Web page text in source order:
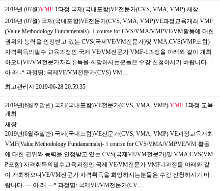
2019년 (07월)VMF-1돠정 국제(국내포함)VE전문가(CVS, VMA, VMP) 새창
​2019년 (07월) 국제(국내포함)VE전문가(CVS, VMA, VMP)​VE과정교육개최 VMF
(Value Methodology Fundamentals)-Ⅰcourse for CVS/VMA/VMPVE/VM활동에 대한
권위와 능력을 인정받고 있는 CVS(국제VE/VM전문가)및 VMA,CVS(VMP포함)
자격취득의필수 교육과정인 국제 VE/VM전문가 VMF-1과정을 아래와 같이 개최
하오니VE/VM전문가자격취득을 희망하시는분들은 수강 신청하시기 바랍니다. ​ -
아 래 -* 과정명: 국제VE/VM전문가(CVS) VM…
최고관리자 2019-06-28 20:59:35
2019년(6월주말반) 국제(국내포함)VE전문가(CVS, VMA, VMP) VMF-1과정 교육
개최
새창
2019년(6월주말반) 국제(국내포함)VE전문가(CVS, VMA, VMP) VE과정교육개최
VMF(Value Methodology Fundamentals)-Ⅰcourse for CVS/VMA/VMPVE/VM 활동
에 대한 권위와 능력을 인정받고 있는 CVS(국제VE/VM전문가)및 VMA,CVS(VM
P포함) 자격취득의필수교육과정인 국제 VE/VM전문가 VMF-1과정을 아래와 같
이 개최하오니VE/VM전문가 자격취득을 희망하시는분들은 ​수강 신청하시기 바
랍니다. --- 아 래 ---* 과정명: 국제VE/VM전문가(CV…